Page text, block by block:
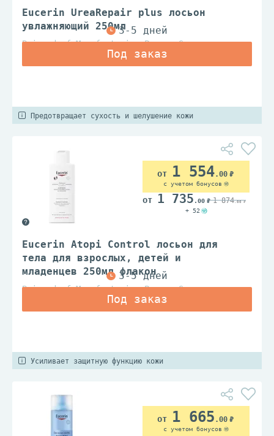
Eucerin UreaRepair plus лосьон
увлажняющий 250мл
Beiersdorf Manufacturing Poznan Sp.z.o.o.
Предотвращает сухость и шелушение кожи
Eucerin Atopi Control лосьон для
тела для взрослых, детей и
младенцев 250мл флакон
Beiersdorf Manufacturing Poznan Sp.z.o.o.
1 554.00
с учетом бонусов
1 735 .00 1 874.00
+ 52
Усиливает защитную функцию кожи
1 665 .00
с учетом бонусов